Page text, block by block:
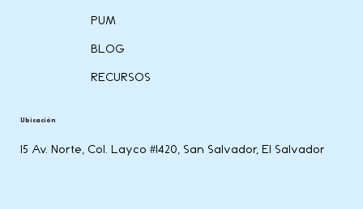
PUM
BLOG
RECURSOS
Ubicación
15 Av. Norte, Col. Layco #1420, San Salvador, El Salvador